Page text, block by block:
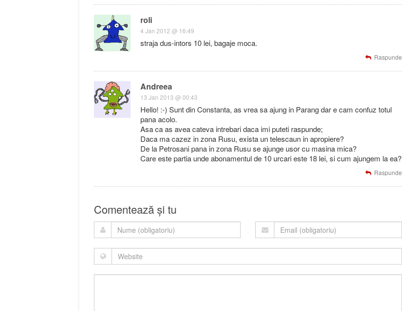
roli
4 Jan 2012 @ 16:49
straja dus-intors 10 lei, bagaje moca.
Raspunde
Andreea
13 Jan 2013 @ 00:43
Hello! :-) Sunt din Constanta, as vrea sa ajung in Parang dar e cam confuz totul
pana acolo.
Asa ca as avea cateva intrebari daca imi puteti raspunde;
Daca ma cazez in zona Rusu, exista un telescaun in apropiere?
De la Petrosani pana in zona Rusu se ajunge usor cu masina mica?
Care este partia unde abonamentul de 10 urcari este 18 lei, si cum ajungem la ea?
Raspunde
Comentează și tu